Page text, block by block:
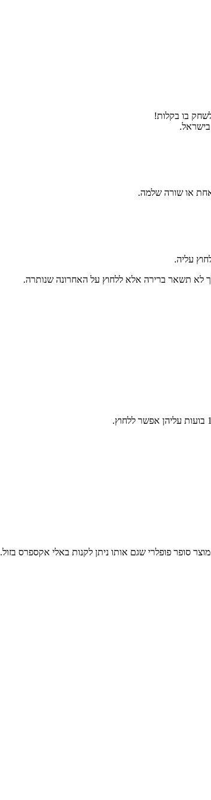
או שורה שלמה.
עליה.
לא תשאר ברירה אלא ללחוץ על האחרונה שנותרה.
סופר פופלרי שגם אותו ניתן לקנות באלי אקספרס בזול.